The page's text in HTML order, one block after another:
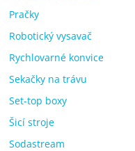
Pračky
Robotický vysavač
Rychlovarné konvice
Sekačky na trávu
Set-top boxy
Šicí stroje
Sodastream